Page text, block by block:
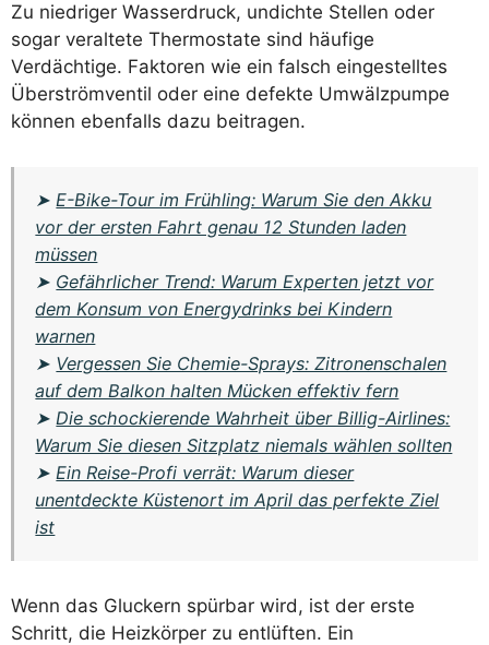
Zu niedriger Wasserdruck, undichte Stellen oder
sogar veraltete Thermostate sind häufige
Verdächtige. Faktoren wie ein falsch eingestelltes
Überströmventil oder eine defekte Umwälzpumpe
können ebenfalls dazu beitragen.
➤E-Bike-Tour im Frühling: Warum Sie den Akku
vor der ersten Fahrt genau 12 Stunden laden
müssen
➤ Gefährlicher Trend: Warum Experten jetzt vor
dem Konsum von Energydrinks bei Kindern
warnen
➤ Vergessen Sie Chemie-Sprays: Zitronenschalen
auf dem Balkon halten Mücken effektiv fern
➤Die schockierende Wahrheit über Billig-Airlines:
Warum Sie diesen Sitzplatz niemals wählen sollten
➤Ein Reise-Profi verrät: Warum dieser
unentdeckte Küstenort im April das perfekte Ziel
ist
Wenn das Gluckern spürbar wird, ist der erste
Schritt, die Heizkörper zu entlüften. Ein